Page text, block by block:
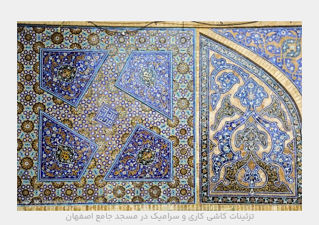
تزئینات کاشی کاری و سرامیک در مسجد جامع اصفهان